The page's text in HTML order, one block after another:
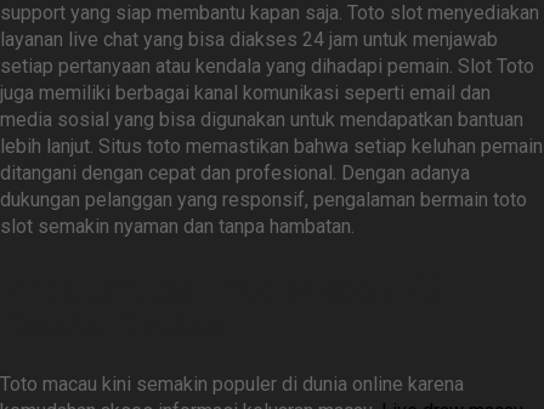
support yang siap membantu kapan saja. Toto slot menyediakan
layanan live chat yang bisa diakses 24 jam untuk menjawab
setiap pertanyaan atau kendala yang dihadapi pemain. Slot Toto
juga memiliki berbagai kanal komunikasi seperti email dan
media sosial yang bisa digunakan untuk mendapatkan bantuan
lebih lanjut. Situs toto memastikan bahwa setiap keluhan pemain
ditangani dengan cepat dan profesional. Dengan adanya
dukungan pelanggan yang responsif, pengalaman bermain toto
slot semakin nyaman dan tanpa hambatan.
Toto macau kini semakin populer di dunia online karena